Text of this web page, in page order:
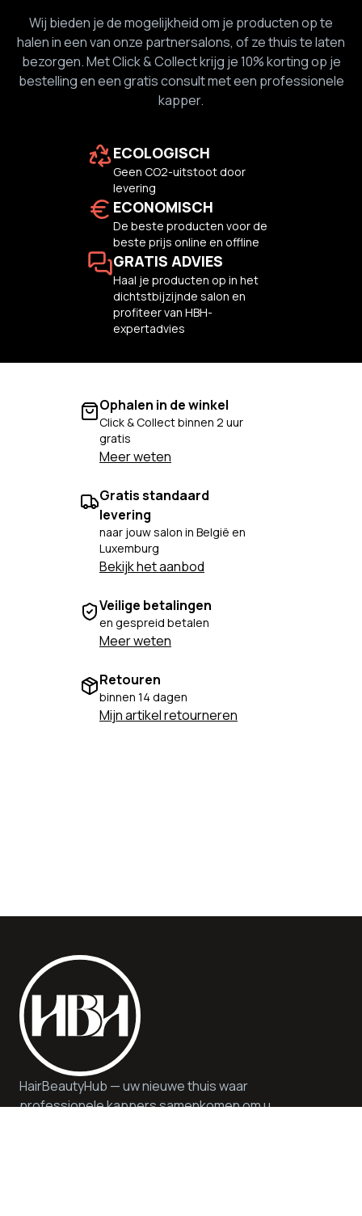
Wij bieden je de mogelijkheid om je producten op te
halen in een van onze partnersalons, of ze thuis te laten
bezorgen. Met Click & Collect krijg je 10% korting op je
bestelling en een gratis consult met een professionele
kapper.
ECOLOGISCH
Geen CO2-uitstoot door
levering
ECONOMISCH
De beste producten voor de
beste prijs online en offline
GRATIS ADVIES
Haal je producten op in het
dichtstbijzijnde salon en
profiteer van HBH-
expertadvies
Ophalen in de winkel
Click & Collect binnen 2 uur
gratis
Meer weten
Gratis standaard
levering
naar jouw salon in België en
Luxemburg
Bekijk het aanbod
Veilige betalingen
en gespreid betalen
Meer weten
Retouren
binnen 14 dagen
Mijn artikel retourneren
HairBeautyHub — uw nieuwe thuis waar
professionele kappers samenkomen om u